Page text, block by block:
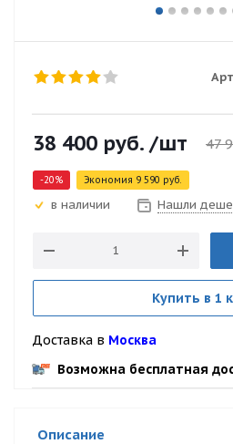
38 400 руб. /шт 47
-20% Экономия 9 590 руб.
в наличии Нашли
Купить в 1
Доставка в Москва
Возможна бесплатная
Описание